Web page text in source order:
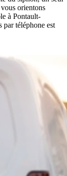
orientons
à Pontault-
téléphone est